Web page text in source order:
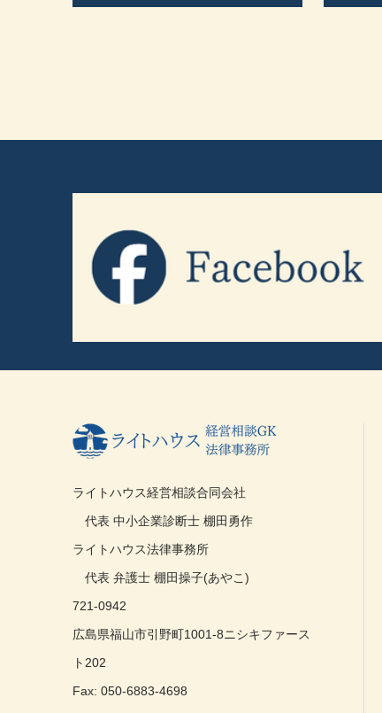
ライトハウス経営相談合同会社
代表 中小企業診断士 棚田勇作
ライトハウス法律事務所
代表 弁護士 棚田操子(あやこ)
721-0942
広島県福山市引野町1001-8ニシキファース
ト202
Fax: 050-6883-4698